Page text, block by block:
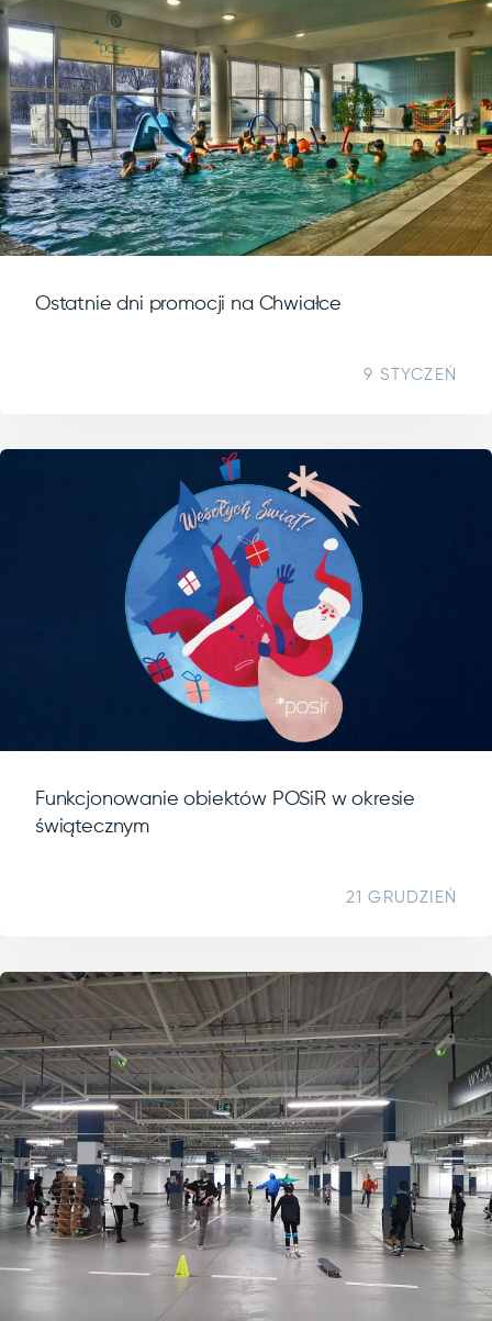
Ostatnie dni promocji na Chwiałce
9 STYCZEŃ
Funkcjonowanie obiektów POSiR w okresie
świątecznym
21 GRUDZIEŃ